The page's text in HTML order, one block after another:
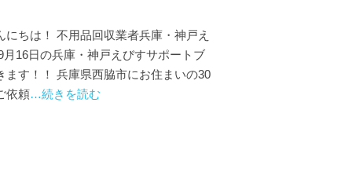
ちは！ 不用品回収業者兵庫・神戸え
16日の兵庫・神戸えびすサポートブ
ます！！ 兵庫県西脇市にお住まいの30
依頼…続きを読む